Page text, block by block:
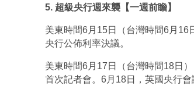
5. 超級央行週來襲【一週前瞻】
美東時間6月15日（台灣時間6月16
央行公佈利率決議。
美東時間6月17日（台灣時間18日
首次記者會。6月18日，英國央行會